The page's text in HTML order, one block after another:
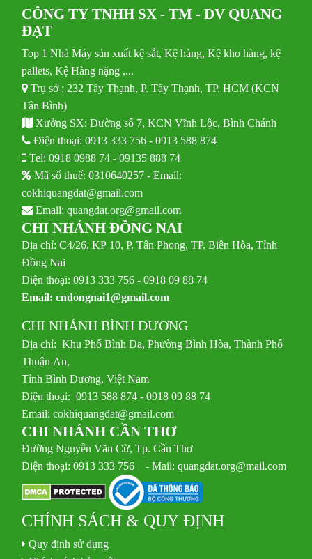
CÔNG TY TNHH SX - TM - DV QUANG
ĐẠT
Top 1 Nhà Máy sản xuất kệ sắt, Kệ hàng, Kệ kho hàng, kệ
pallets, Kệ Hàng nặng ,...
Trụ sở : 232 Tây Thạnh, P. Tây Thạnh, TP. HCM (KCN
Tân Bình)
Xưởng SX: Đường số 7, KCN Vĩnh Lộc, Bình Chánh
Điện thoại:0913 333 756 -0913 588 874
Tel:0918 0988 74 -09135 888 74
Mã số thuế: 0310640257 - Email:
cokhiquangdat@gmail.com
Email:quangdat.org@gmail.com
CHI NHÁNH ĐỒNG NAI
Địa chỉ: C4/26, KP 10, P. Tân Phong, TP. Biên Hòa, Tỉnh
Đồng Nai
Điện thoại: 0913 333 756 - 0918 09 88 74
Email:cndongnai1@gmail.com
CHI NHÁNH BÌNH DƯƠNG
Địa chỉ: Khu Phố Bình Đa, Phường Bình Hòa, Thành Phố
Thuận An,
Tỉnh Bình Dương, Việt Nam
Điện thoại: 0913 588 874 - 0918 09 88 74
Email:cokhiquangdat@gmail.com
CHI NHÁNH CẦN THƠ
Đường Nguyễn Văn Cừ, Tp. Cần Thơ
Điện thoại: 0913 333 756 - Mail: quangdat.org@mail.com
CHÍNH SÁCH & QUY ĐỊNH
Quy định sử dụng